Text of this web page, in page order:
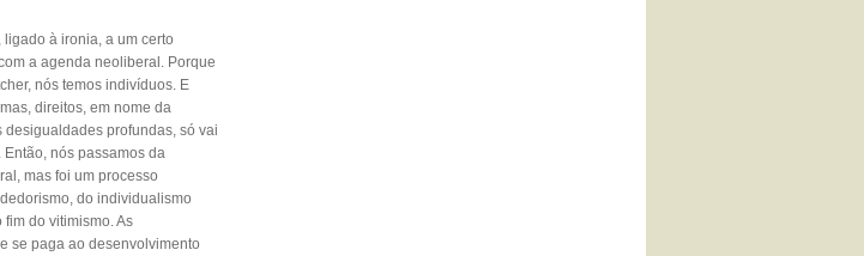
à ironia, a um certo
a agenda neoliberal. Porque
nós temos indivíduos. E
direitos, em nome da
profundas, só vai
nós passamos da
mas foi um processo
do individualismo
do vitimismo. As
se paga ao desenvolvimento